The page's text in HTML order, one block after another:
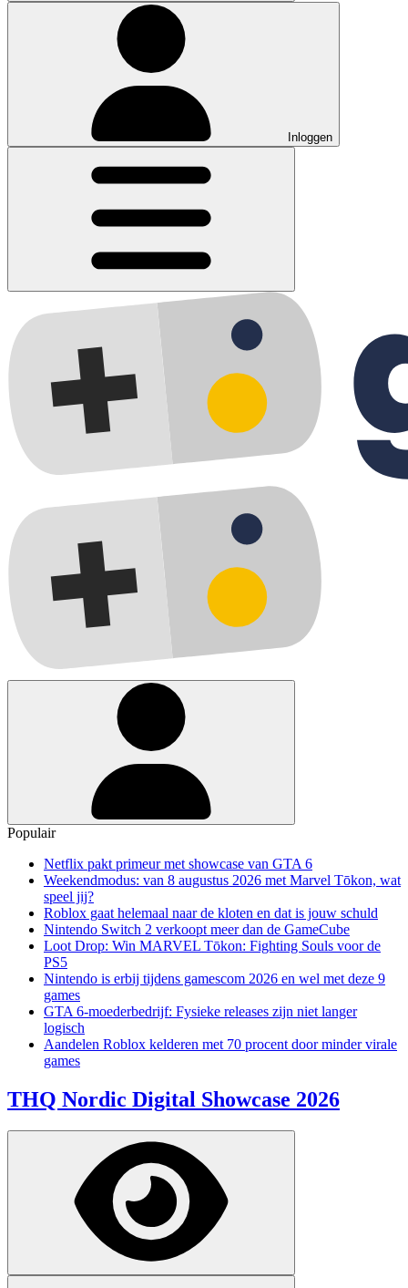
Inloggen
Populair
Netflix pakt primeur met showcase van GTA 6
Weekendmodus: van 8 augustus 2026 met Marvel Tōkon, wat
speel jij?
Roblox gaat helemaal naar de kloten en dat is jouw schuld
Nintendo Switch 2 verkoopt meer dan de GameCube
Loot Drop: Win MARVEL Tōkon: Fighting Souls voor de
PS5
Nintendo is erbij tijdens gamescom 2026 en wel met deze 9
games
GTA 6-moederbedrijf: Fysieke releases zijn niet langer
logisch
Aandelen Roblox kelderen met 70 procent door minder virale
games
THQ Nordic Digital Showcase 2026